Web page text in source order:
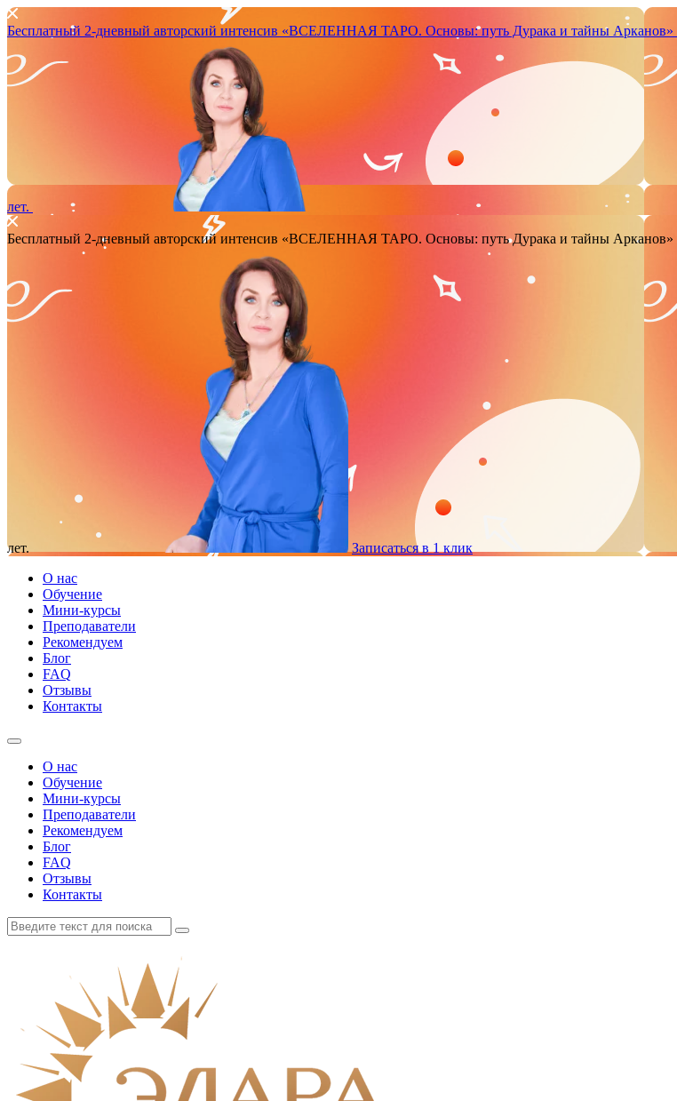
Бесплатный 2-дневный авторский интенсив «ВСЕЛЕННАЯ ТАРО. Основы: путь Дурака и тайны Арканов»
лет.
Бесплатный 2-дневный авторский интенсив «ВСЕЛЕННАЯ ТАРО. Основы: путь Дурака и тайны Арканов»
лет.
Записаться в 1 клик
О нас
Обучение
Мини-курсы
Преподаватели
Рекомендуем
Блог
FAQ
Отзывы
Контакты
О нас
Обучение
Мини-курсы
Преподаватели
Рекомендуем
Блог
FAQ
Отзывы
Контакты